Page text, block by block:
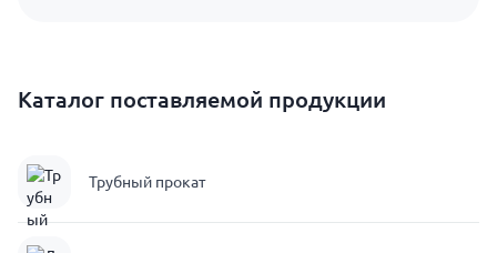
Каталог поставляемой продукции
Трубный прокат